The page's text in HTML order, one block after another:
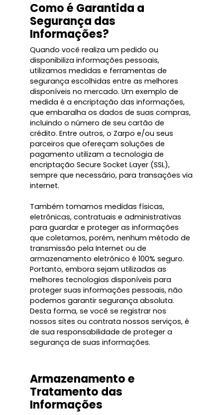
Como é Garantida a
Segurança das
Informações?
Quando você realiza um pedido ou
disponibiliza informações pessoais,
utilizamos medidas e ferramentas de
segurança escolhidas entre as melhores
disponíveis no mercado. Um exemplo de
medida é a encriptação das informações,
que embaralha os dados de suas compras,
incluindo o número de seu cartão de
crédito. Entre outros, o Zarpo e/ou seus
parceiros que ofereçam soluções de
pagamento utilizam a tecnologia de
encriptação Secure Socket Layer (SSL),
sempre que necessário, para transações via
internet.
Também tomamos medidas físicas,
eletrônicas, contratuais e administrativas
para guardar e proteger as informações
que coletamos, porém, nenhum método de
transmissão pela Internet ou de
armazenamento eletrônico é 100% seguro.
Portanto, embora sejam utilizadas as
melhores tecnologias disponíveis para
proteger suas informações pessoais, não
podemos garantir segurança absoluta.
Desta forma, se você se registrar nos
nossos sites ou contrata nossos serviços, é
de sua responsabilidade de proteger a
segurança de suas informações.
Armazenamento e
Tratamento das
Informações